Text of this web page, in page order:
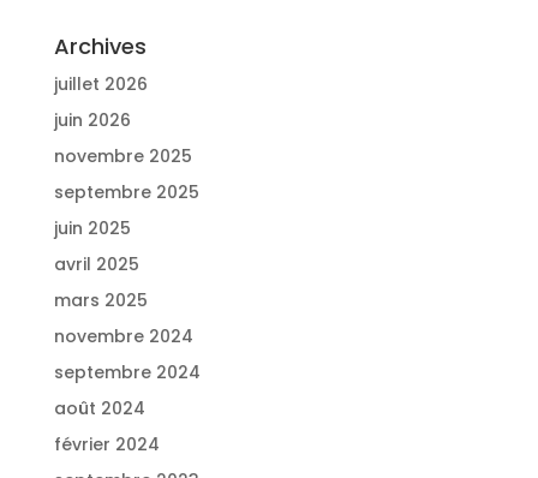
Archives
juillet 2026
juin 2026
novembre 2025
septembre 2025
juin 2025
avril 2025
mars 2025
novembre 2024
septembre 2024
août 2024
février 2024